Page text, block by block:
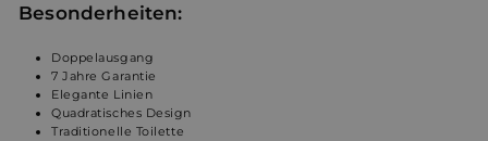
Besonderheiten:
Doppelausgang
7 Jahre Garantie
Elegante Linien
Quadratisches Design
Traditionelle Toilette